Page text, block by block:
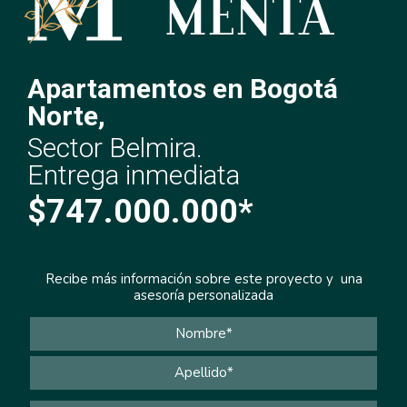
Apartamentos en Bogotá
Norte,
Sector Belmira.
Entrega inmediata
$747.000.000*
Recibe más información sobre este proyecto y una
asesoría personalizada